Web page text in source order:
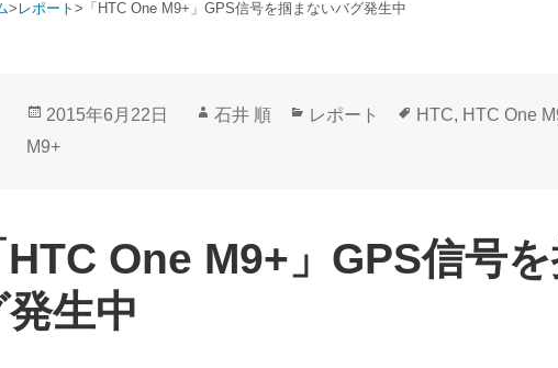
> レポート> 「HTC One M9+」GPS信号を掴まないバグ発生中
投
稿
2015年6月22日
作
石井 順
カ
レポート
タ
HTC, HTC One
M9+
HTC One M9+」GPS信号
発生中